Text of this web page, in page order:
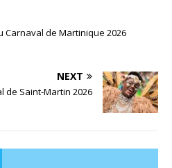
Carnaval de Martinique 2026
NEXT
de Saint-Martin 2026